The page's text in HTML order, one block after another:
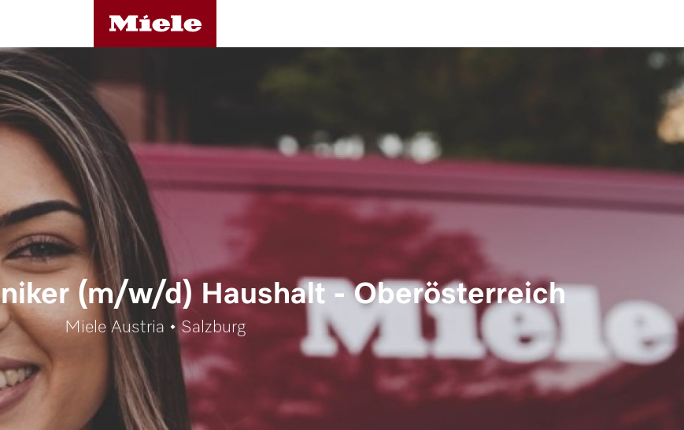
(m/w/d) Haushalt - Oberösterreich
Miele Austria • Salzburg